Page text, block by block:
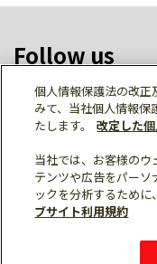
Follow us
個人情報保護 利用規
© Mitsubishi Electric
個人情報保護法の改
みて、当社個人情報保
たします。
改定した
当社では、お客様の
テンツや広告をパーソ
ックを分析するために
ブサイト利用規約